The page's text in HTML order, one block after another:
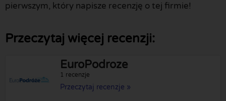
pierwszym, który napisze recenzję o tej firmie!
Przeczytaj więcej recenzji:
EuroPodroze
1 recenzje
Przeczytaj recenzje »